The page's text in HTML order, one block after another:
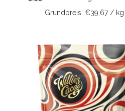
Grundpreis: €39,67 / kg